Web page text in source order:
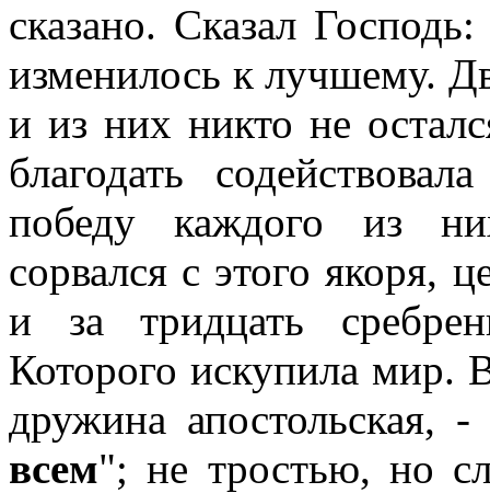
сказано. Сказал
изменилось к лучшему.
и из них никто не
благодать
победу каждого из
сорвался с этого якоря,
и за тридцать
Которого искупила мир.
дружина
всем"; не тростью, но